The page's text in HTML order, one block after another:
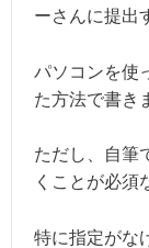
ーさんに提出
パソコンを使
た方法で書き
ただし、自筆
くことが必須
特に指定がな